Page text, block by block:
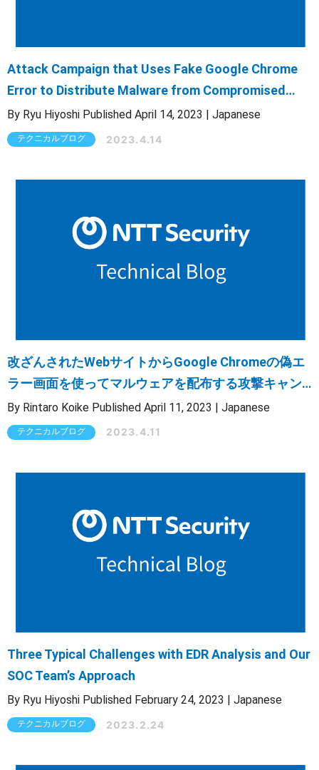
Attack Campaign that Uses Fake Google Chrome
Error to Distribute Malware from Compromised
Websites
By Ryu Hiyoshi Published April 14, 2023 | Japanese
テクニカルブログ 2023.4.14
改ざんされたWebサイトからGoogle Chromeの偽エ
ラー画面を使ってマルウェアを配布する攻撃キャン
ペーンについて
By Rintaro Koike Published April 11, 2023 | Japanese
テクニカルブログ 2023.4.11
Three Typical Challenges with EDR Analysis and Our
SOC Team’s Approach
By Ryu Hiyoshi Published February 24, 2023 | Japanese
テクニカルブログ 2023.2.24